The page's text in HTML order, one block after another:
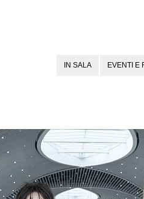
IN SALA EVENTI E